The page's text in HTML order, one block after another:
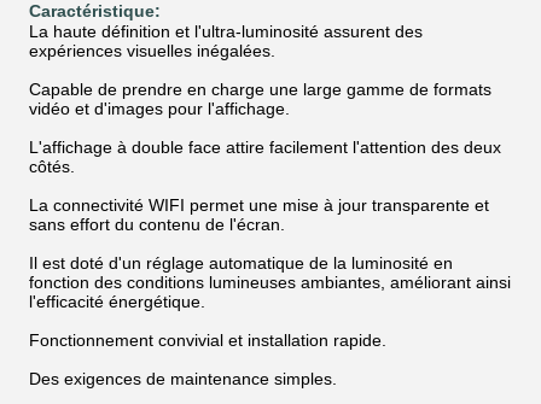
Caractéristique:
La haute définition et l'ultra-luminosité assurent des
expériences visuelles inégalées.
Capable de prendre en charge une large gamme de formats
vidéo et d'images pour l'affichage.
L'affichage à double face attire facilement l'attention des deux
côtés.
La connectivité WIFI permet une mise à jour transparente et
sans effort du contenu de l'écran.
Il est doté d'un réglage automatique de la luminosité en
fonction des conditions lumineuses ambiantes, améliorant ainsi
l'efficacité énergétique.
Fonctionnement convivial et installation rapide.
Des exigences de maintenance simples.